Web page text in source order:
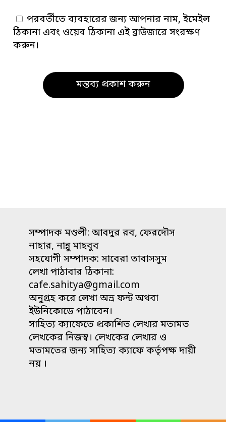
পরবর্তীতে ব্যবহারের জন্য আপনার নাম, ইমেইল
ঠিকানা এবং ওয়েব ঠিকানা এই ব্রাউজারে সংরক্ষণ
করুন।
সম্পাদক মণ্ডলী: আবদুর রব, ফেরদৌস
নাহার, নান্নু মাহবুব
সহযোগী সম্পাদক: সাবেরা তাবাসসুম
লেখা পাঠাবার ঠিকানা:
cafe.sahitya@gmail.com
অনুগ্রহ করে লেখা অভ্র ফন্ট অথবা
ইউনিকোডে পাঠাবেন।
সাহিত্য ক্যাফেতে প্রকাশিত লেখার মতামত
লেখকের নিজস্ব। লেখকের লেখার ও
মতামতের জন্য সাহিত্য ক্যাফে কর্তৃপক্ষ দায়ী
নয় ।